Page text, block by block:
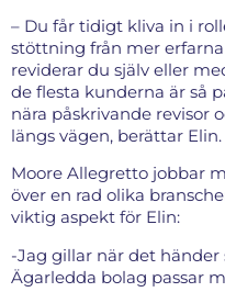
– Du får tidigt kliva in i
stöttning från mer
reviderar du själv eller
de flesta kunderna är så
nära påskrivande revisor
längs vägen, berättar Elin.
Moore Allegretto jobbar
över en rad olika
viktig aspekt för Elin:
-Jag gillar när det
Ägarledda bolag passar